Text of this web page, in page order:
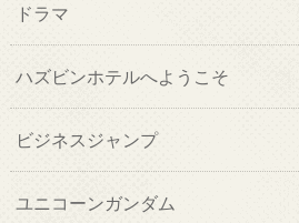
ドラマ
ハズビンホテルへようこそ
ビジネスジャンプ
ユニコーンガンダム